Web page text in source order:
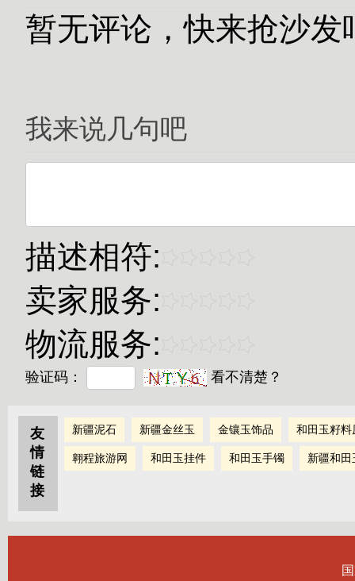
暂无评论，快来抢沙发
我来说几句吧
描述相符:
卖家服务:
物流服务:
验证码： 看不清楚？
友
情
链
接
新疆泥石 新疆金丝玉 金镶玉饰品 和田玉籽料
翱程旅游网 和田玉挂件 和田玉手镯 新疆和田